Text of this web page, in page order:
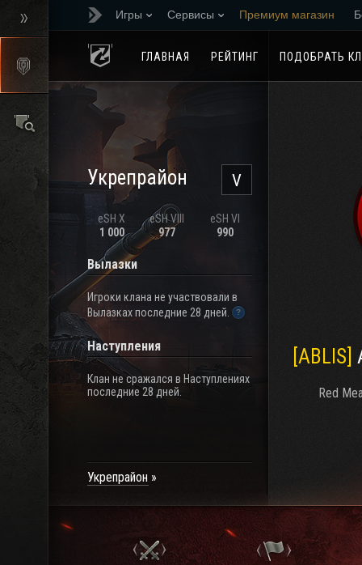
Игры Сервисы Премиум магазин
ГЛАВНАЯ
РЕЙТИНГ ПОДОБРАТЬ
V
Укрепрайон
eSH X
1 000
eSH VIII
977
eSH VI
990
Вылазки
Игроки клана не участвовали в
Вылазках последние 28 дней.
Наступления
Клан не сражался в Наступлениях
последние 28 дней.
Укрепрайон
[ABLIS]
Red